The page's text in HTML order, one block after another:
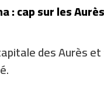
: cap sur les
des Aurès